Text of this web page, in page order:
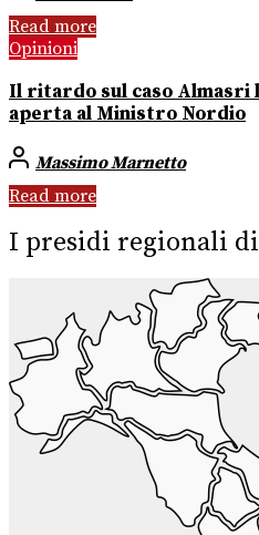
Read more
Opinioni
Il ritardo sul caso Almasri
aperta al Ministro Nordio
Massimo Marnetto
Read more
I presidi regionali